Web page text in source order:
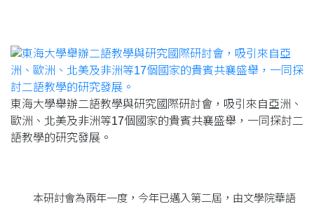
東海大學舉辦二語教學與研究國際研討會，吸引來自亞洲、
歐洲、北美及非洲等17個國家的貴賓共襄盛舉，一同探討二
語教學的研究發展。
本研討會為兩年一度，今年已邁入第二屆，由文學院華語